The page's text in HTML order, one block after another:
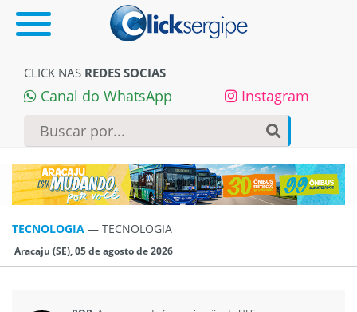
CLICK NAS REDES SOCIAS
Canal do WhatsApp Instagram
TECNOLOGIA — TECNOLOGIA
Aracaju (SE), 05 de agosto de 2026